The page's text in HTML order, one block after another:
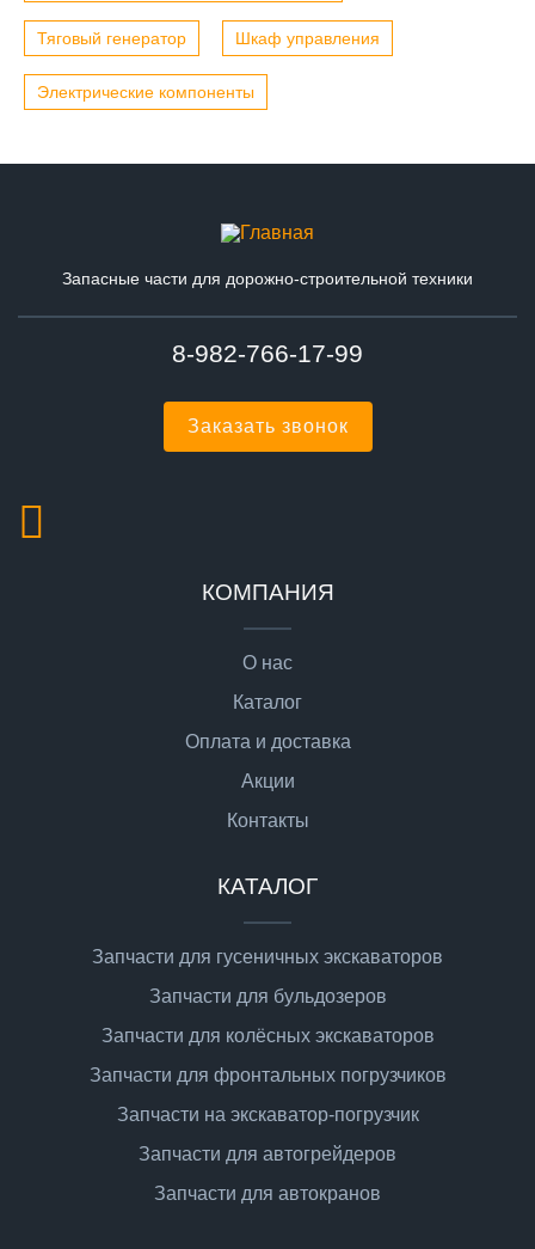
Тяговый генератор Шкаф управления
Электрические компоненты
Запасные части для дорожно-строительной техники
8-982-766-17-99
Заказать звонок
КОМПАНИЯ
О нас
Каталог
Оплата и доставка
Акции
Контакты
КАТАЛОГ
Запчасти для гусеничных экскаваторов
Запчасти для бульдозеров
Запчасти для колёсных экскаваторов
Запчасти для фронтальных погрузчиков
Запчасти на экскаватор-погрузчик
Запчасти для автогрейдеров
Запчасти для автокранов